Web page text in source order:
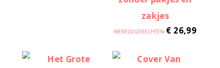
WERELDGERECHTEN € 26,99